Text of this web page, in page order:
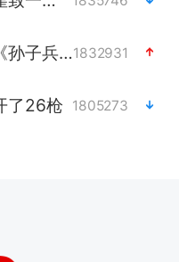
唐田赛前发布会上引用《孙子兵法》1832931
了26枪 1805273